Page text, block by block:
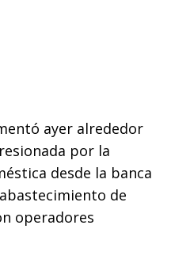
ayer alrededor
por la
desde la banca
de
operadores